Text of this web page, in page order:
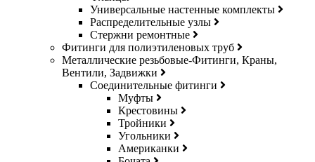
Универсальные настенные комплекты
Распределительные узлы
Стержни ремонтные
Фитинги для полиэтиленовых труб
Металлические резьбовые-Фитинги, Краны,
Вентили, Задвижки
Соединительные фитинги
Муфты
Крестовины
Тройники
Угольники
Американки